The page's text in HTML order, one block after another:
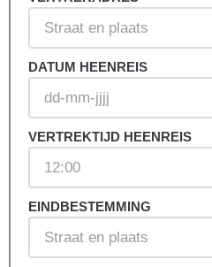
DATUM HEENREIS
VERTREKTIJD HEENREIS
EINDBESTEMMING